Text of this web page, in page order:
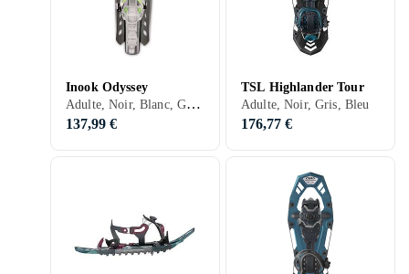
Inook Odyssey
Adulte, Noir, Blanc, Gris, Bleu, Orange, Vert, Beige
137,99 €
TSL Highlander Tour
Adulte, Noir, Gris, Bleu
176,77 €